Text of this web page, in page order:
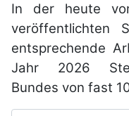
In der heute
veröffentlichten
entsprechende
Jahr 2026
Bundes von fast